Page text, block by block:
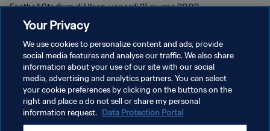
Football Stadium di Ulsan, venerdì 21 giugno 2002.
PRIVACY POLICY
TERMINI DI SERVIZIO
GESTISCI LE TUE PREFERENZE PER I COOKIES
Your Privacy
We use cookies to personalize content and ads, provide
social media features and analyse our traffic. We also share
information about your use of our site with our social
media, advertising and analytics partners. You can select
your cookie preferences by clicking on the buttons on the
right and place a do not sell or share my personal
information request. Data Protection Portal